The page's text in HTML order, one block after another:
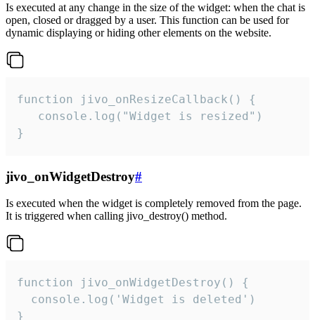
Is executed at any change in the size of the widget: when the chat is
open, closed or dragged by a user. This function can be used for
dynamic displaying or hiding other elements on the website.
function jivo_onResizeCallback() {
   console.log("Widget is resized")
}
jivo_onWidgetDestroy#
Is executed when the widget is completely removed from the page.
It is triggered when calling jivo_destroy() method.
function jivo_onWidgetDestroy() {
  console.log('Widget is deleted')
}